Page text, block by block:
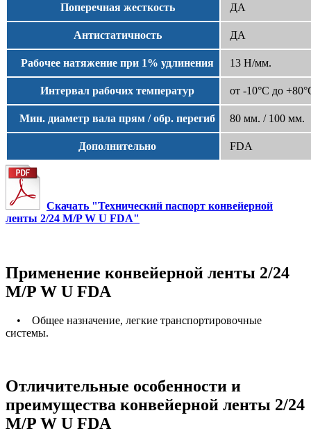
Поперечная жесткость ДА
Антистатичность ДА
Рабочее натяжение при 1% удлинения 13 Н/мм.
Интервал рабочих температур от -10°С до
Мин. диаметр вала прям / обр. перегиб 80 мм. / 100 мм.
Дополнительно FDA
Скачать "Технический паспорт конвейерной
ленты 2/24 M/P W U FDA"
Применение конвейерной ленты 2/24
M/P W U FDA
• Общее назначение, легкие транспортировочные
системы.
Отличительные особенности и
преимущества конвейерной ленты 2/24
M/P W U FDA